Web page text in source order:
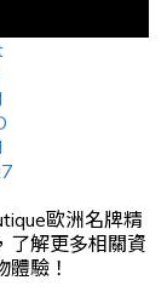
歐洲名牌精
了解更多相關資
驗！